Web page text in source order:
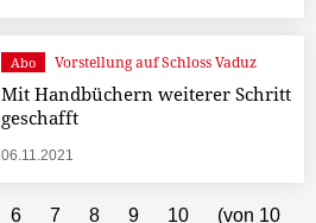
Abo Vorstellung auf Schloss Vaduz
Mit Handbüchern weiterer Schritt
geschafft
06.11.2021
6 7 8 9 10 (von 10